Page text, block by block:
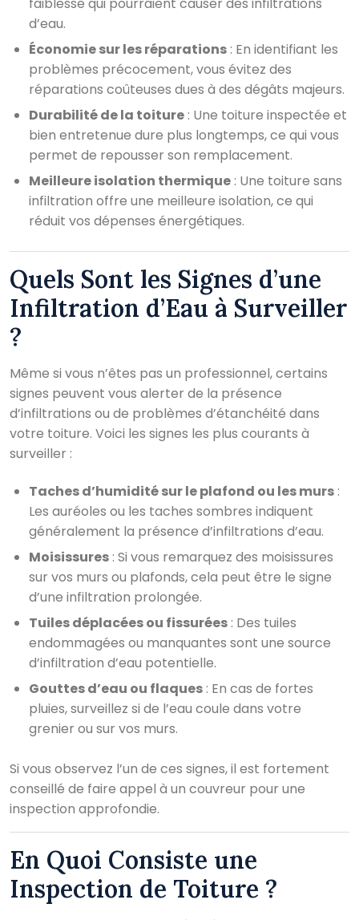
d’eau.
Économie sur les réparations : En identifiant les
problèmes précocement, vous évitez des
réparations coûteuses dues à des dégâts majeurs.
Durabilité de la toiture : Une toiture inspectée et
bien entretenue dure plus longtemps, ce qui vous
permet de repousser son remplacement.
Meilleure isolation thermique : Une toiture sans
infiltration offre une meilleure isolation, ce qui
réduit vos dépenses énergétiques.
Quels Sont les Signes d’une
Infiltration d’Eau à Surveiller
?
Même si vous n’êtes pas un professionnel, certains
signes peuvent vous alerter de la présence
d’infiltrations ou de problèmes d’étanchéité dans
votre toiture. Voici les signes les plus courants à
surveiller :
Taches d’humidité sur le plafond ou les murs :
Les auréoles ou les taches sombres indiquent
généralement la présence d’infiltrations d’eau.
Moisissures : Si vous remarquez des moisissures
sur vos murs ou plafonds, cela peut être le signe
d’une infiltration prolongée.
Tuiles déplacées ou fissurées : Des tuiles
endommagées ou manquantes sont une source
d’infiltration d’eau potentielle.
Gouttes d’eau ou flaques : En cas de fortes
pluies, surveillez si de l’eau coule dans votre
grenier ou sur vos murs.
Si vous observez l’un de ces signes, il est fortement
conseillé de faire appel à un couvreur pour une
inspection approfondie.
En Quoi Consiste une
Inspection de Toiture ?